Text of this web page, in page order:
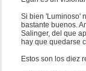
Si bien 'Luminoso'
bastante buenos.
Salinger, del que
hay que quedarse
Estos son los diez